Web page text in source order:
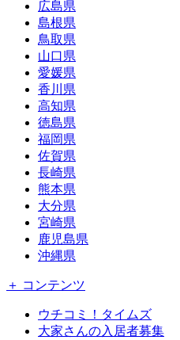
広島県
島根県
鳥取県
山口県
愛媛県
香川県
高知県
徳島県
福岡県
佐賀県
長崎県
熊本県
大分県
宮崎県
鹿児島県
沖縄県
＋ コンテンツ
ウチコミ！タイムズ
大家さんの入居者募集